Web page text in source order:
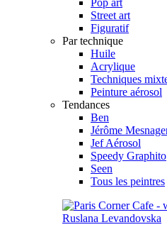
Street art
Figuratif
Par technique
Huile
Acrylique
Techniques
Peinture aérosol
Tendances
Ben
Jérôme
Jef Aérosol
Speedy Graphito
Seen
Tous les peintres